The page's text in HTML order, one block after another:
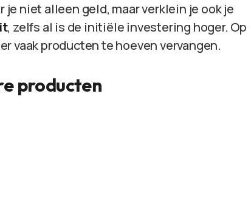
niet alleen geld, maar verklein je ook je
, zelfs al is de initiële investering hoger. Op
vaak producten te hoeven vervangen.
producten